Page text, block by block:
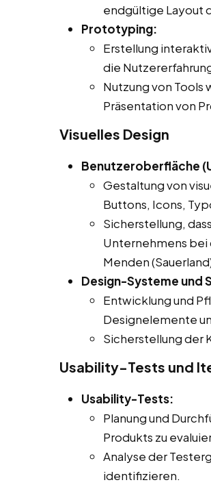
endgültige Layout
Prototyping:
Erstellung
die
Nutzung von Tools
Präsentation von
Visuelles Design
Benutzeroberfläche
Gestaltung von
Buttons, Icons,
Sicherstellung,
Unternehmens bei
Menden
Design-Systeme und
Entwicklung und
Designelemente
Sicherstellung der
Usability-Tests und
Usability-Tests:
Planung und
Produkts zu
Analyse der
identifizieren.